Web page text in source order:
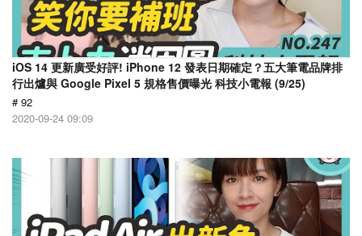
iOS 14 更新廣受好評! iPhone 12 發表日期確定？五大筆電品牌排
行出爐與 Google Pixel 5 規格售價曝光 科技小電報 (9/25)
# 92
2020-09-24 09:09